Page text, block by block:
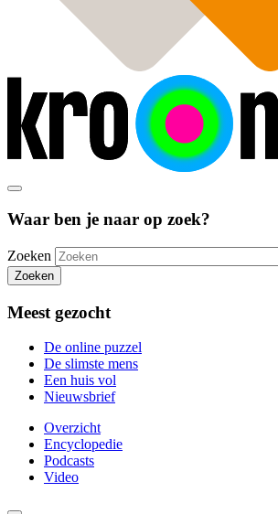
Waar ben je naar op zoek?
Zoeken
Zoeken
Meest gezocht
De online puzzel
De slimste mens
Een huis vol
Nieuwsbrief
Overzicht
Encyclopedie
Podcasts
Video